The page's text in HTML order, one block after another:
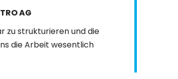
AG
zu strukturieren und die
die Arbeit wesentlich